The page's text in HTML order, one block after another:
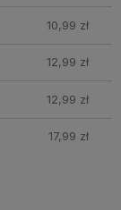
10,99 zł
12,99 zł
12,99 zł
17,99 zł